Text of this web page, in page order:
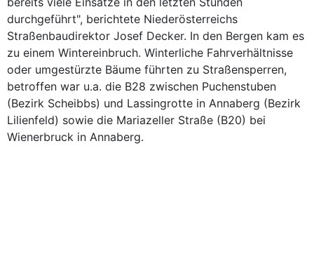
durchgeführt", berichtete Niederösterreichs
Straßenbaudirektor Josef Decker. In den Bergen kam es
zu einem Wintereinbruch. Winterliche Fahrverhältnisse
oder umgestürzte Bäume führten zu Straßensperren,
betroffen war u.a. die B28 zwischen Puchenstuben
(Bezirk Scheibbs) und Lassingrotte in Annaberg (Bezirk
Lilienfeld) sowie die Mariazeller Straße (B20) bei
Wienerbruck in Annaberg.